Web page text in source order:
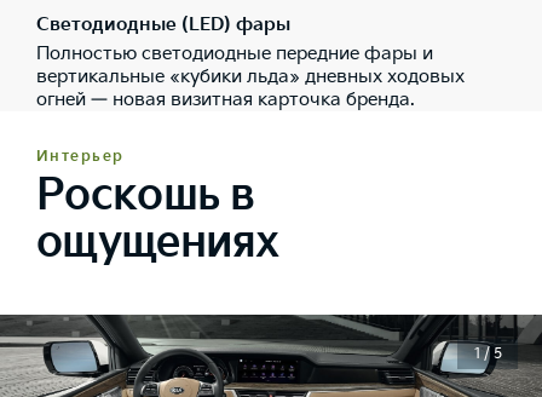
Светодиодные (LED) фары
Полностью светодиодные передние фары и
вертикальные «кубики льда» дневных ходовых
огней — новая визитная карточка бренда.
Интерьер
Роскошь в
ощущениях
1 / 5